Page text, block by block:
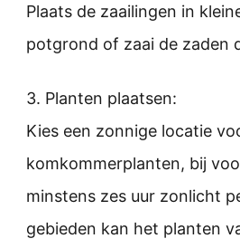
Plaats de zaailingen in
potgrond of zaai de zaden
3. Planten plaatsen:
Kies een zonnige locatie
komkommerplanten, bij
minstens zes uur zonlicht
gebieden kan het planten